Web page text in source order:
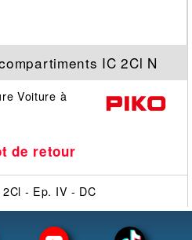
IC 2Cl N
Voiture à
de retour
- Ep. IV - DC